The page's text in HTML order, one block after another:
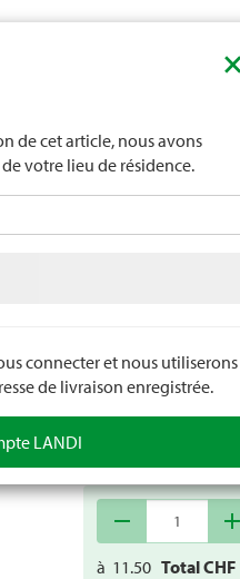
LANDI Météo
Maillet
Matériau du
caoutchouc dur.
ne doivent pas être
Numéro d'article
remove add
à 11.50 Total CHF
×
de cet article, nous avons
votre lieu de résidence.
connecter et nous
de livraison enregistrée.
LANDI
moins de 16 ans. La limite